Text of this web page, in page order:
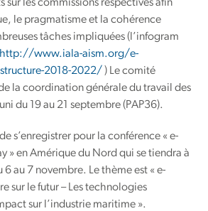
sur les commissions respectives afin
le pragmatisme et la cohérence
tâches impliquées (l’infogram
http://www.iala-aism.org/e-
2018-2022/ ) Le comité
la coordination générale du travail des
du 19 au 21 septembre (PAP36).
s’enregistrer pour la conférence « e-
» en Amérique du Nord qui se tiendra à
au 7 novembre. Le thème est « e-
sur le futur – Les technologies
sur l’industrie maritime ».